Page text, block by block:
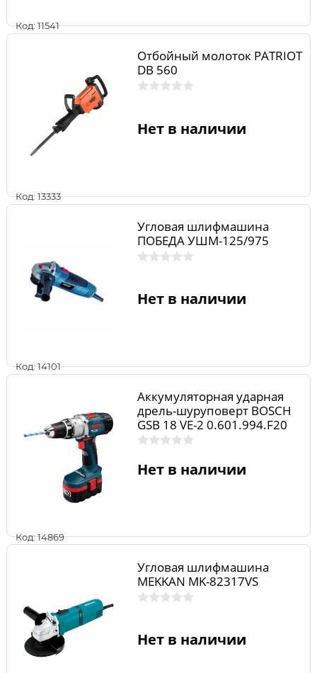
Код: 11541
Код: 13333
Отбойный молоток PATRIOT
DB 560
Нет в наличии
Код: 14101
Угловая шлифмашина
ПОБЕДА УШМ-125/975
Нет в наличии
Код: 14869
Аккумуляторная ударная
дрель-шуруповерт BOSCH
GSB 18 VE-2 0.601.994.F20
Нет в наличии
Угловая шлифмашина
MEKKAN MK-82317VS
Нет в наличии